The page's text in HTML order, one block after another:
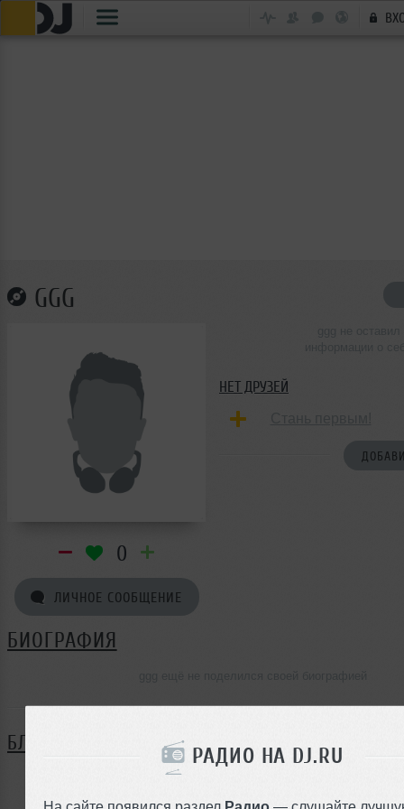
РАДИО НА DJ.RU
На сайте появился раздел Радио — слушайте
GGG
0
ЛИЧНОЕ СООБЩЕНИЕ
НЕТ ДРУЗЕЙ
БИОГРАФИЯ
БЛОГ